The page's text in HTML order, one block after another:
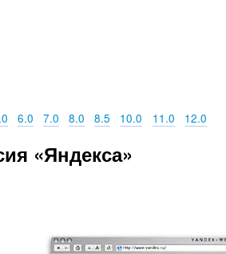
6.0 7.0 8.0 8.5 10.0 11.0 12.0
«Яндекса»